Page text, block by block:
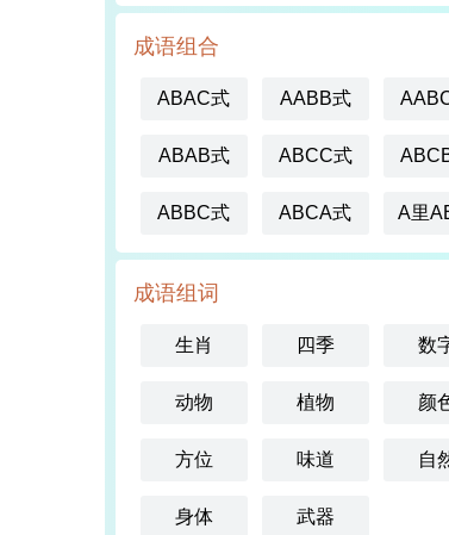
成语组合
ABAC式 AABB式
ABAB式 ABCC式
ABBC式 ABCA式 A里
成语组词
生肖 四季 数
动物 植物 颜
方位 味道 自
身体 武器